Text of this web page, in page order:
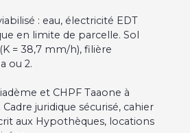
: eau, électricité EDT
en limite de parcelle. Sol
= 38,7 mm/h), filière
ou 2.
et CHPF Taaone à
juridique sécurisé, cahier
aux Hypothèques, locations